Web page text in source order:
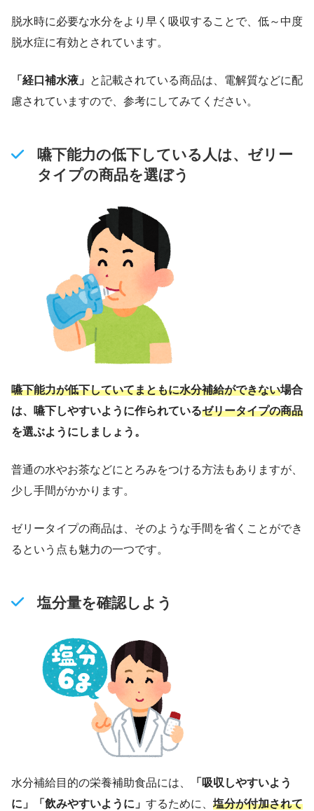
脱水時に必要な水分をより早く吸収することで、低～中度
脱水症に有効とされています。
「経口補水液」 と記載されている商品は、電解質などに配
慮されていますので、参考にしてみてください。
嚥下能力の低下している人は、ゼリー
タイプの商品を選ぼう
嚥下能力が低下していてまともに水分補給ができない場合
は、嚥下しやすいように作られているゼリータイプの商品
を選ぶようにしましょう。
普通の水やお茶などにとろみをつける方法もありますが、
少し手間がかかります。
ゼリータイプの商品は、そのような手間を省くことができ
るという点も魅力の一つです。
塩分量を確認しよう
水分補給目的の栄養補助食品には、
「吸収しやすいよう
に」「飲みやすいように」 するために、 塩分が付加されて